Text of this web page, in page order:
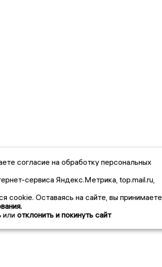
согласие на обработку персональных
сервиса Яндекс.Метрика, top.mail.ru,
cookie. Оставаясь на сайте, вы принимаете
или отклонить и покинуть сайт